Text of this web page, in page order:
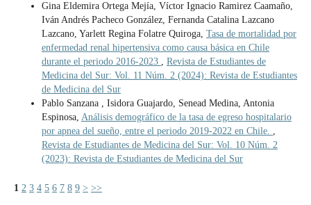
Gina Eldemira Ortega Mejía, Víctor Ignacio Ramirez Caamaño,
Iván Andrés Pacheco González, Fernanda Catalina Lazcano
Lazcano, Yarlett Regina Folatre Quiroga, Tasa de mortalidad por
enfermedad renal hipertensiva como causa básica en Chile
durante el periodo 2016-2023 , Revista de Estudiantes de
Medicina del Sur: Vol. 11 Núm. 2 (2024): Revista de Estudiantes
de Medicina del Sur
Pablo Sanzana , Isidora Guajardo, Senead Medina, Antonia
Espinosa, Análisis demográfico de la tasa de egreso hospitalario
por apnea del sueño, entre el periodo 2019-2022 en Chile. ,
Revista de Estudiantes de Medicina del Sur: Vol. 10 Núm. 2
(2023): Revista de Estudiantes de Medicina del Sur
1 2 3 4 5 6 7 8 9 > >>